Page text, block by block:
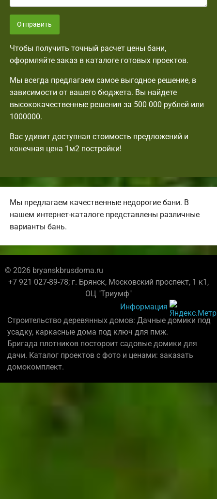
Отправить
Чтобы получить точный расчет цены бани,
оформляйте заказ в каталоге готовых проектов.
Мы всегда предлагаем самое выгодное решение, в
зависимости от вашего бюджета. Вы найдете
высококачественные решения за 500 000 рублей или
1000000.
Вас удивит доступная стоимость предложений и
конечная цена 1м2 постройки!
Мы предлагаем качественные недорогие бани. В
нашем интернет-каталоге представлены различные
варианты бань.
© 2026 bryanskbrusdoma.ru
+7 921 027-89-78; г. Брянск, Московский проспект, 1 к1,
ОЦ "Триумф"
Информация
Строительство деревянных домов: Дачные домики под
усадку, каркасные дома под ключ для пмж.
Бригада плотников постороит садовые домики для
дачи. Каталог проектов с фото и ценами: заказать
домокомплект.